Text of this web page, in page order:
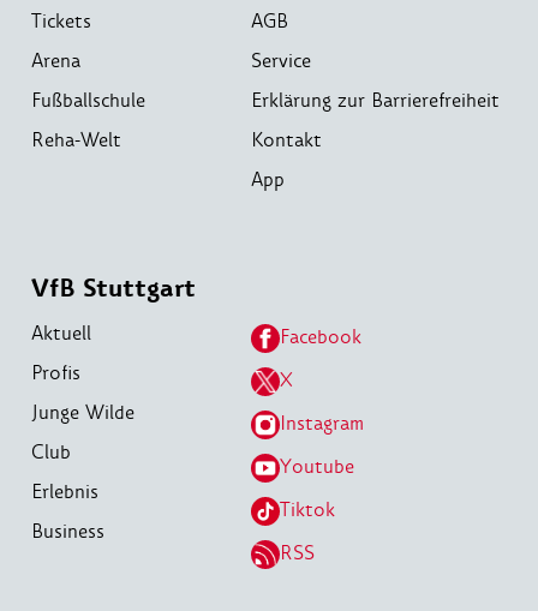
Tickets
Arena
Fußballschule
Reha-Welt
AGB
Service
Erklärung zur Barrierefreiheit
Kontakt
App
VfB Stuttgart
Aktuell
Profis
Junge Wilde
Club
Erlebnis
Business
Facebook
X
Instagram
Youtube
Tiktok
RSS